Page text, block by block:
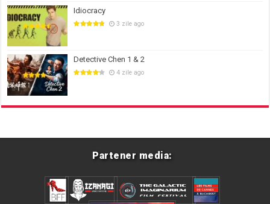
Idiocracy
3 zile ago
Detective Chen 1 & 2
4 zile ago
Partener media: